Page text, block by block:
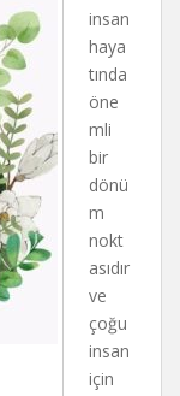
insan
haya
tında
öne
mli
bir
dönü
m
nokt
asıdır
ve
çoğu
insan
için